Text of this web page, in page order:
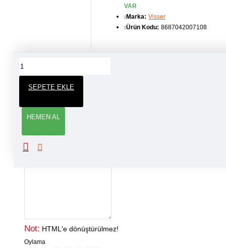
VAR
Marka: Visser
Ürün Kodu: 8687042007108
SEPETE EKLE
HEMEN AL
ÜRÜN YORUMLARI
Not: HTML'e dönüştürülmez!
Oylama